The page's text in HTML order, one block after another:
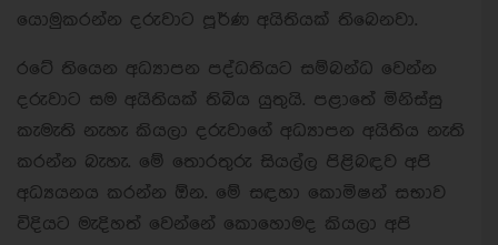
යොමුකරන්න දරුවාට පූර්ණ අයිතියක් තිබෙනවා.
රටේ තියෙන අධ්‍යාපන පද්ධතියට සම්බන්ධ වෙන්න
දරුවාට සම අයිතියක් තිබිය යුතුයි. පළාතේ මිනිස්සු
කැමැති නැහැ කියලා දරුවාගේ අධ්‍යාපන අයිතිය නැති
කරන්න බැහැ. මේ තොරතුරු සියල්ල පිළිබඳව අපි
අධ්‍යයනය කරන්න ඕන. මේ සඳහා කොමිෂන් සභාව
විදියට මැදිහත් වෙන්නේ කොහොමද කියලා අපි